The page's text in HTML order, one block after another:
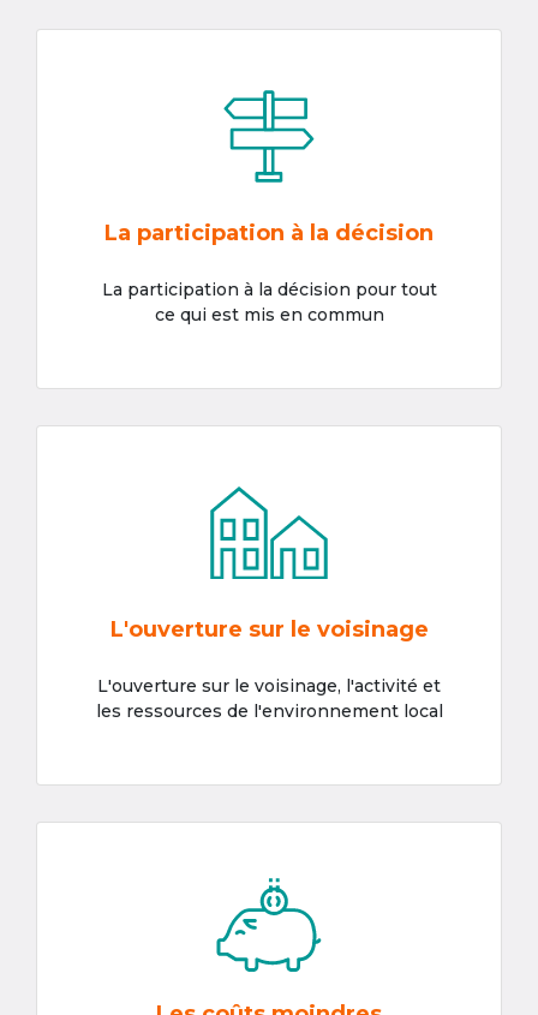
La participation à la décision
La participation à la décision pour tout
ce qui est mis en commun
L'ouverture sur le voisinage
L'ouverture sur le voisinage, l'activité et
les ressources de l'environnement local